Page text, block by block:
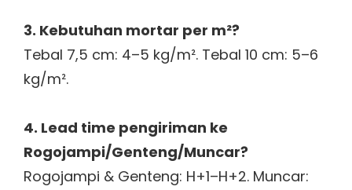
3. Kebutuhan mortar per m²?
Tebal 7,5 cm: 4–5 kg/m². Tebal 10 cm: 5–6
kg/m².
4. Lead time pengiriman ke
Rogojampi/Genteng/Muncar?
Rogojampi & Genteng: H+1–H+2. Muncar: